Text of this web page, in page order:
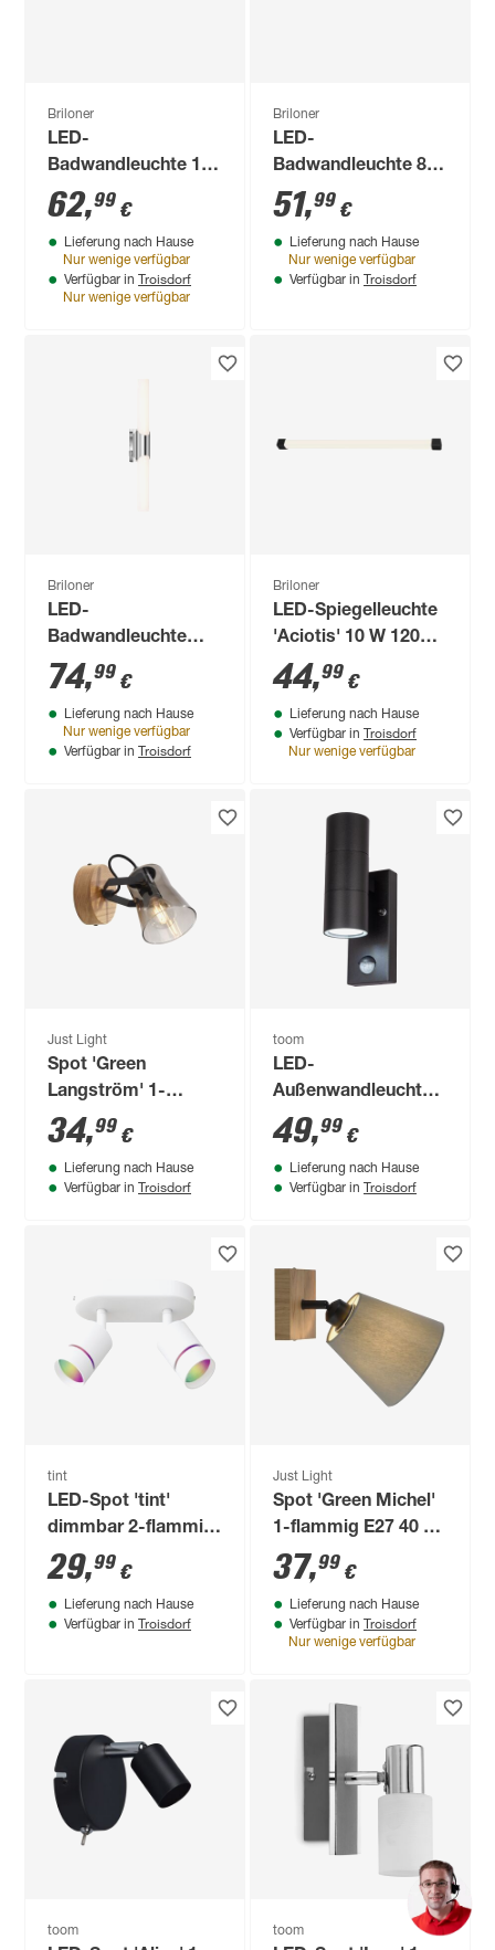
Briloner
LED-
Badwandleuchte 10
W 1200 lm
neutralweiß 8,7 x 5,2
x 615 cm
62,99 €
Lieferung nach Hause
Nur wenige verfügbar
Verfügbar in Troisdorf
Nur wenige verfügbar
Briloner
LED-
Badwandleuchte 8
W 720 lm
neutralweiß 8,7 x 5,2
x 375 cm
51,99 €
Lieferung nach Hause
Nur wenige verfügbar
Verfügbar in Troisdorf
Briloner
LED-
Badwandleuchte
'Klak' 11 W 1300 lm
neutralweiß 6,5 x 6,8
x 47 cm
74,99 €
Lieferung nach Hause
Nur wenige verfügbar
Verfügbar in Troisdorf
Briloner
LED-Spiegelleuchte
'Aciotis' 10 W 1200
lm neutralweiß 58 x
2,8 x 6,7 cm
44,99 €
Lieferung nach Hause
Verfügbar in Troisdorf
Nur wenige verfügbar
Just Light
Spot 'Green
Langström' 1-
flammig E14
34,99 €
Lieferung nach Hause
Verfügbar in Troisdorf
toom
LED-
Außenwandleuchte
'Delhi' mit
Bewegungssensor
450 lm RGB -
tunable white IP 44
49,99 €
Lieferung nach Hause
Verfügbar in Troisdorf
tint
LED-Spot 'tint'
dimmbar 2-flammig
10,4 W 1200 lm RGB
- tunable white
29,99 €
Lieferung nach Hause
Verfügbar in Troisdorf
Just Light
Spot 'Green Michel'
1-flammig E27 40 W
24 x 25,5 x 24 cm
37,99 €
Lieferung nach Hause
Verfügbar in Troisdorf
Nur wenige verfügbar
toom toom